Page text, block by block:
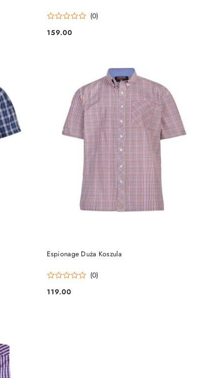
(0)
Cena:
159.00
Espionage Duża Koszula
(0)
Cena:
119.00
DO KOSZYKA